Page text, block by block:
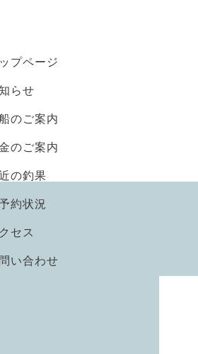
プページ
らせ
のご案内
のご案内
の釣果
約状況
セス
い合わせ